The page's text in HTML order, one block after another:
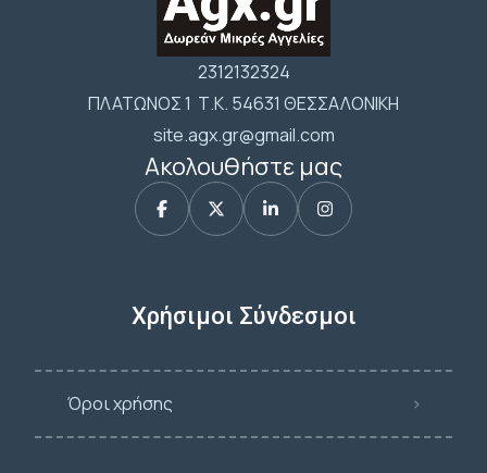
2312132324
ΠΛΑΤΩΝΟΣ 1 Τ.Κ. 54631 ΘΕΣΣΑΛΟΝΙΚΗ
site.agx.gr@gmail.com
Ακολουθήστε μας
Χρήσιμοι Σύνδεσμοι
Όροι χρήσης